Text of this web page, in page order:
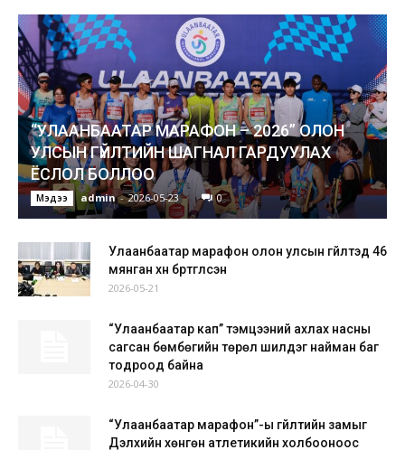
“УЛААНБААТАР МАРАФОН – 2026” ОЛОН
УЛСЫН ГҮЙЛТИЙН ШАГНАЛ ГАРДУУЛАХ
ЁСЛОЛ БОЛЛОО
Мэдээ admin - 2026-05-23 0
Улаанбаатар марафон олон улсын гүйлтэд 46
мянган хүн бүртгүүлсэн
2026-05-21
“Улаанбаатар кап” тэмцээний ахлах насны
сагсан бөмбөгийн төрөл шилдэг найман баг
тодроод байна
2026-04-30
“Улаанбаатар марафон”-ы гүйлтийн замыг
Дэлхийн хөнгөн атлетикийн холбооноос